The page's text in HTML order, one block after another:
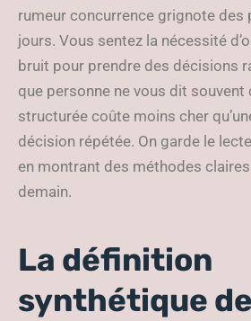
rumeur concurrence grignote des
jours. Vous sentez la nécessité
bruit pour prendre des décisions
que personne ne vous dit souvent
structurée coûte moins cher
décision répétée. On garde le
en montrant des méthodes
demain.
La définition
synthétique